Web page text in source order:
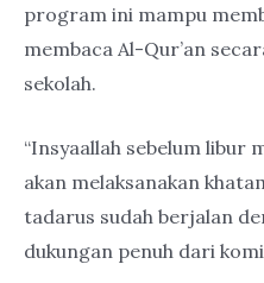
program ini mampu
membaca Al-Qur’an
sekolah.
“Insyaallah sebelum libur
akan melaksanakan
tadarus sudah berjalan
dukungan penuh dari